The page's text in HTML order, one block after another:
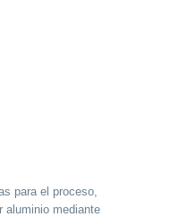
para el proceso,
aluminio mediante